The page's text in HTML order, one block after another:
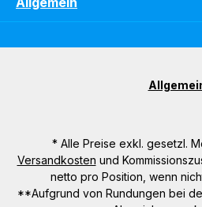
* Alle Preise exkl. gesetzl.
Versandkosten und
netto pro Position, wenn
**Aufgrund von Rundungen bei